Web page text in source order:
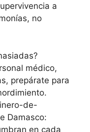
a
no
médico,
prepárate para
de-
Damasco:
en cada